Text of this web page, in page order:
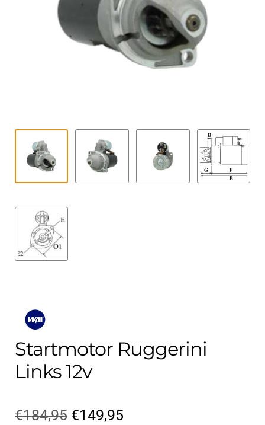
Techniek Blog
Startmotor Ruggerini
Links 12v
€184,95 Oorspronkelijke
€149,95Huidige